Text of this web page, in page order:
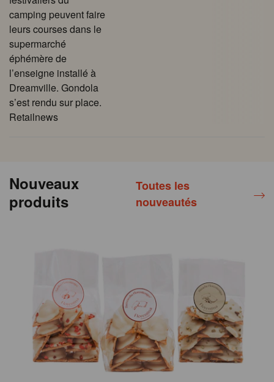
camping peuvent faire
leurs courses dans le
supermarché
éphémère de
l’enseigne installé à
Dreamville. Gondola
s’est rendu sur place.
Retailnews
Nouveaux
produits
Toutes les
nouveautés